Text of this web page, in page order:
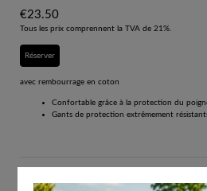
€23.50
Tous les prix comprennent la TVA de 21%.
Réserver
avec rembourrage en coton
Confortable grâce à la protection du
Gants de protection extrêmement